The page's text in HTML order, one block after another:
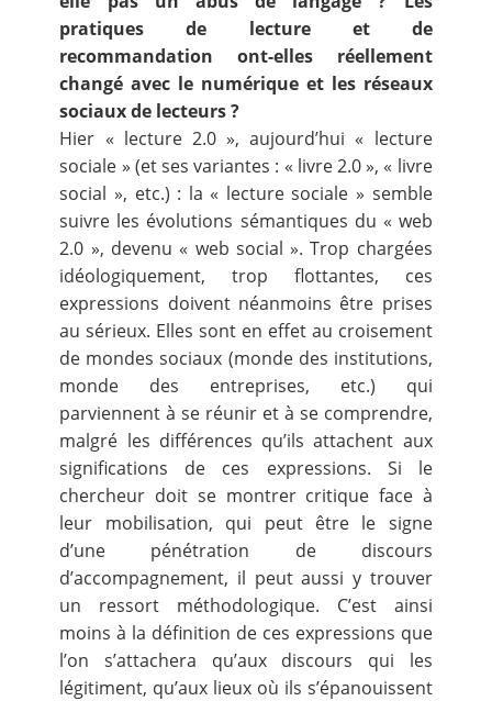
pratiques de lecture et de
recommandation ont-elles réellement
changé avec le numérique et les réseaux
sociaux de lecteurs ?
Hier « lecture 2.0 », aujourd’hui « lecture
sociale » (et ses variantes : « livre 2.0 », « livre
social », etc.) : la « lecture sociale » semble
suivre les évolutions sémantiques du « web
2.0 », devenu « web social ». Trop chargées
idéologiquement, trop flottantes, ces
expressions doivent néanmoins être prises
au sérieux. Elles sont en effet au croisement
de mondes sociaux (monde des institutions,
monde des entreprises, etc.) qui
parviennent à se réunir et à se comprendre,
malgré les différences qu’ils attachent aux
significations de ces expressions. Si le
chercheur doit se montrer critique face à
leur mobilisation, qui peut être le signe
d’une pénétration de discours
d’accompagnement, il peut aussi y trouver
un ressort méthodologique. C’est ainsi
moins à la définition de ces expressions que
l’on s’attachera qu’aux discours qui les
légitiment, qu’aux lieux où ils s’épanouissent